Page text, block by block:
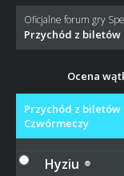
Oficjalne forum gry
Przychód z biletów
Ocena
Przychód z
Czwórmeczy
Hyziu